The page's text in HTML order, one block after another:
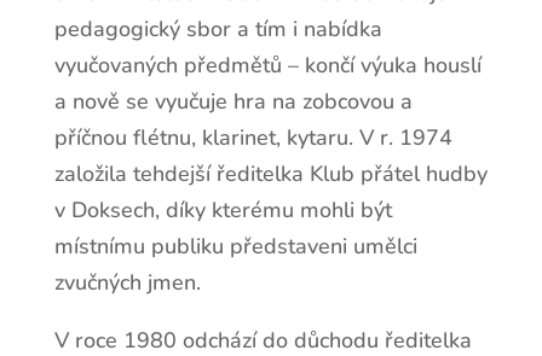
pedagogický sbor a tím i nabídka
vyučovaných předmětů – končí výuka houslí
a nově se vyučuje hra na zobcovou a
příčnou flétnu, klarinet, kytaru. V r. 1974
založila tehdejší ředitelka Klub přátel hudby
v Doksech, díky kterému mohli být
místnímu publiku představeni umělci
zvučných jmen.
V roce 1980 odchází do důchodu ředitelka